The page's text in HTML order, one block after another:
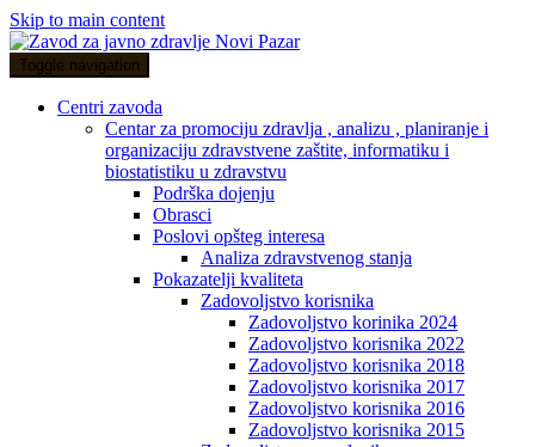
Skip to main content
Toggle navigation
Centri zavoda
Centar za promociju zdravlja , analizu , planiranje i
organizaciju zdravstvene zaštite, informatiku i
biostatistiku u zdravstvu
Podrška dojenju
Obrasci
Poslovi opšteg interesa
Analiza zdravstvenog stanja
Pokazatelji kvaliteta
Zadovoljstvo korisnika
Zadovoljstvo korinika 2024
Zadovoljstvo korisnika 2022
Zadovoljstvo korisnika 2018
Zadovoljstvo korisnika 2017
Zadovoljstvo korisnika 2016
Zadovoljstvo korisnika 2015